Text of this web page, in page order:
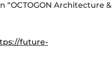
“OCTOGON Architecture &
future-